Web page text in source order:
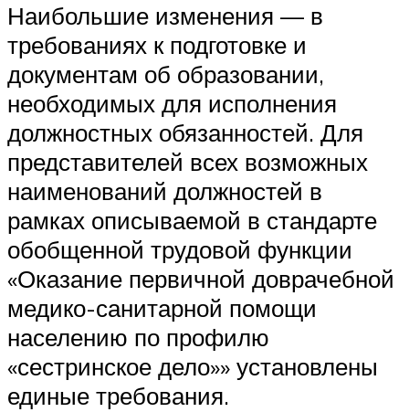
Наибольшие изменения — в
требованиях к подготовке и
документам об образовании,
необходимых для исполнения
должностных обязанностей. Для
представителей всех возможных
наименований должностей в
рамках описываемой в стандарте
обобщенной трудовой функции
«Оказание первичной доврачебной
медико-санитарной помощи
населению по профилю
«сестринское дело»» установлены
единые требования.